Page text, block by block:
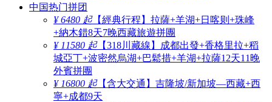
中国热门拼团
¥ 6480 起【經典行程】拉薩+羊湖+日喀则+珠峰
+納木錯8天7晚西藏旅遊拼團
¥ 11580 起【318川藏線】成都出發+香格里拉+稻
城亞丁+波密然烏湖+巴鬆措+羊湖+拉薩12天11晚
外賓拼團
¥ 16800 起【含大交通】吉隆坡/新加坡—西藏+西
寧+成都9天